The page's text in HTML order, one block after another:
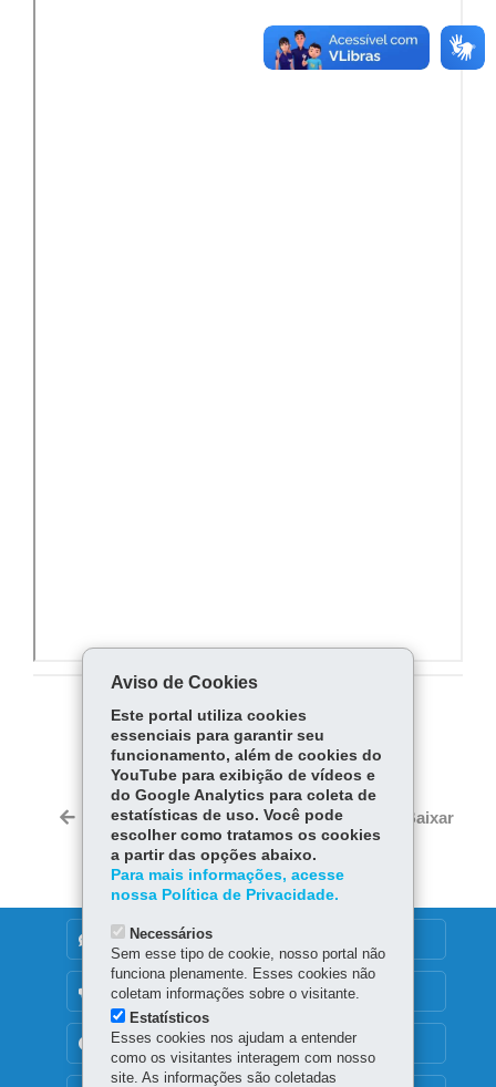
COMPARTILHE:
Fa
ce
bo
ok
Tw
er
W
ha
ts
Ap
Voltar Início Imprimir Baixar
DENUNCIE CORRUPÇÃO
OUVIDORIA
TRANSPARÊNCIA INSTITUCIONAL
Aviso de Cookies
Este portal utiliza cookies
essenciais para garantir seu
funcionamento, além de cookies do
YouTube para exibição de vídeos e
do Google Analytics para coleta de
estatísticas de uso. Você pode
escolher como tratamos os cookies
a partir das opções abaixo.
Para mais informações, acesse
nossa Política de Privacidade.
Necessários
Sem esse tipo de cookie, nosso portal não
funciona plenamente. Esses cookies não
coletam informações sobre o visitante.
Estatísticos
Esses cookies nos ajudam a entender
como os visitantes interagem com nosso
site. As informações são coletadas